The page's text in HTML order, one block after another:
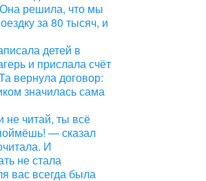
решила, что мы
за 80 тысяч, и
детей в
и прислала счёт
вернула договор:
значилась сама
читай, ты всё
— сказал
И
не стала
вас всегда была